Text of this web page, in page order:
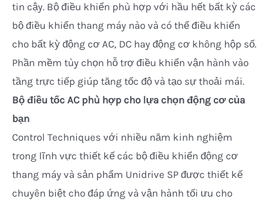
tin cậy. Bộ điều khiển phù hợp với hầu hết bất kỳ các
bộ điều khiển thang máy nào và có thể điều khiển
cho bất kỳ động cơ AC, DC hay động cơ không hộp số.
Phần mềm tùy chọn hỗ trợ điều khiển vận hành vào
tầng trực tiếp giúp tăng tốc độ và tạo sự thoải mái.
Bộ điều tốc AC phù hợp cho lựa chọn động cơ của
bạn
Control Techniques với nhiều năm kinh nghiệm
trong lĩnh vực thiết kế các bộ điều khiển động cơ
thang máy và sản phẩm Unidrive SP được thiết kế
chuyên biệt cho đáp ứng và vận hành tối ưu cho